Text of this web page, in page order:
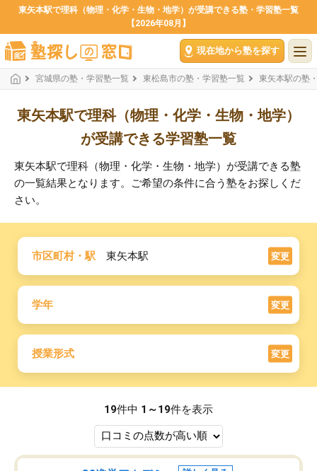
東矢本駅で理科（物理・化学・生物・地学）が受講できる塾・学習塾一覧
【2026年08月】
現在地から塾を探す
宮城県の塾・学習塾一覧 東松島市の塾・学習塾一覧 東矢本駅の塾
東矢本駅で理科（物理・化学・生物・地学）
が受講できる学習塾一覧
東矢本駅で理科（物理・化学・生物・地学）が受講できる塾
の一覧結果となります。ご希望の条件に合う塾をお探しくだ
さい。
市区町村・駅 東矢本駅 変更
学年 変更
授業形式 変更
19件中 1～19件を表示